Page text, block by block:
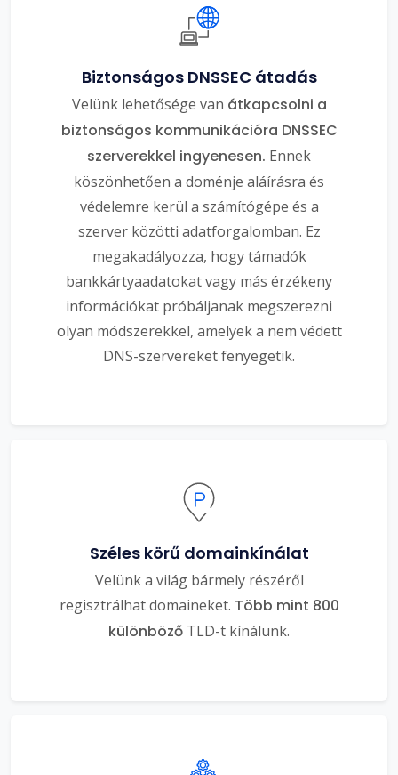
Biztonságos DNSSEC átadás
Velünk lehetősége van átkapcsolni a
biztonságos kommunikációra DNSSEC
szerverekkel ingyenesen. Ennek
köszönhetően a doménje aláírásra és
védelemre kerül a számítógépe és a
szerver közötti adatforgalomban. Ez
megakadályozza, hogy támadók
bankkártyaadatokat vagy más érzékeny
információkat próbáljanak megszerezni
olyan módszerekkel, amelyek a nem védett
DNS-szervereket fenyegetik.
Széles körű domainkínálat
Velünk a világ bármely részéről
regisztrálhat domaineket. Több mint 800
különböző TLD-t kínálunk.